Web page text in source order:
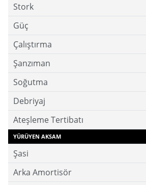
Stork
Güç
Çalıştırma
Şanzıman
Soğutma
Debriyaj
Ateşleme Tertibatı
YÜRÜYEN AKSAM
Şasi
Arka Amortisör